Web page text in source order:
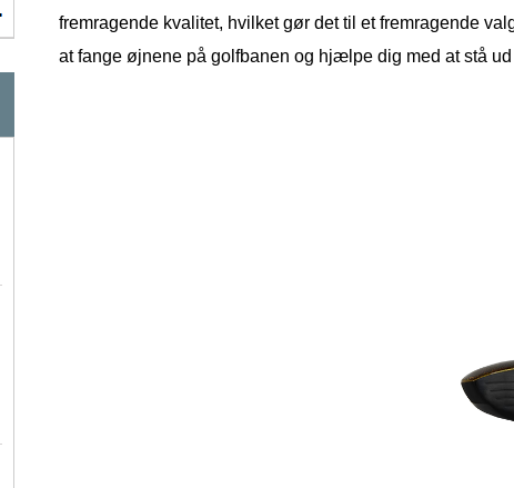
fremragende kvalitet, hvilket gør det til et fremragende
at fange øjnene på golfbanen og hjælpe dig med at stå